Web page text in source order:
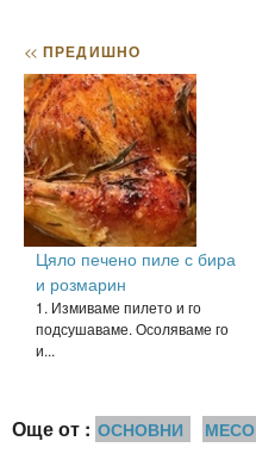
<< ПРЕДИШНО
Цяло печено пиле с бира
и розмарин
1. Измиваме пилето и го
подсушаваме. Осоляваме го
и...
Още от : ОСНОВНИ МЕСО